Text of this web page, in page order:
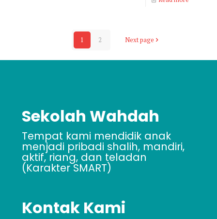
1 2 Next page
Sekolah Wahdah
Tempat kami mendidik anak
menjadi pribadi shalih, mandiri,
aktif, riang, dan teladan
(Karakter SMART)
Kontak Kami